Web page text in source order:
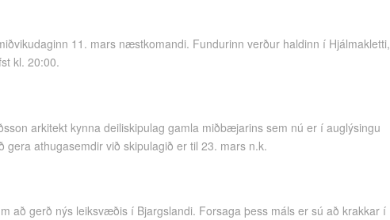
11. mars næstkomandi. Fundurinn verður haldinn í Hjálmakletti,
kl. 20:00.
arkitekt kynna deiliskipulag gamla miðbæjarins sem nú er í auglýsingu
gera athugasemdir við skipulagið er til 23. mars n.k.
að gerð nýs leiksvæðis í Bjargslandi. Forsaga þess máls er sú að krakkar í